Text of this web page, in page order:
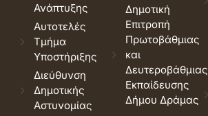
Ανάπτυξης
Αυτοτελές
Τμήμα
Υποστήριξης
Διεύθυνση
Δημοτικής
Αστυνομίας
Δημοτική
Επιτροπή
Πρωτοβάθμιας
και
Δευτεροβάθμιας
Εκπαίδευσης
Δήμου Δράμας